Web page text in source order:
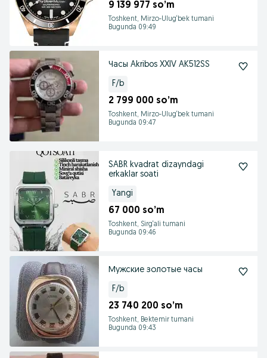
9 139 977 so’m
Toshkent, Mirzo-Ulug‘bek tumani
Bugunda 09:49
Часы Akribos XXIV AK512SS
F/b
2 799 000 so’m
Toshkent, Mirzo-Ulug‘bek tumani
Bugunda 09:47
SABR kvadrat dizayndagi
erkaklar soati
Yangi
67 000 so’m
Toshkent, Sirg‘ali tumani
Bugunda 09:46
Мужские золотые часы
F/b
23 740 200 so’m
Toshkent, Bektemir tumani
Bugunda 09:43